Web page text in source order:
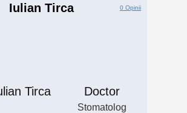
Iulian Tirca 0 Opinii
Doctor
Stomatolog